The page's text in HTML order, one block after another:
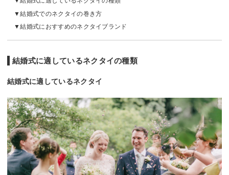
結婚式でのネクタイの巻き方
結婚式におすすめのネクタイブランド
結婚式に適しているネクタイの種類
結婚式に適しているネクタイ